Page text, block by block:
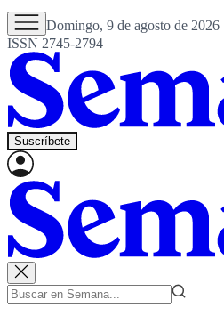
Domingo, 9 de agosto de 2026
ISSN 2745-2794
Suscríbete